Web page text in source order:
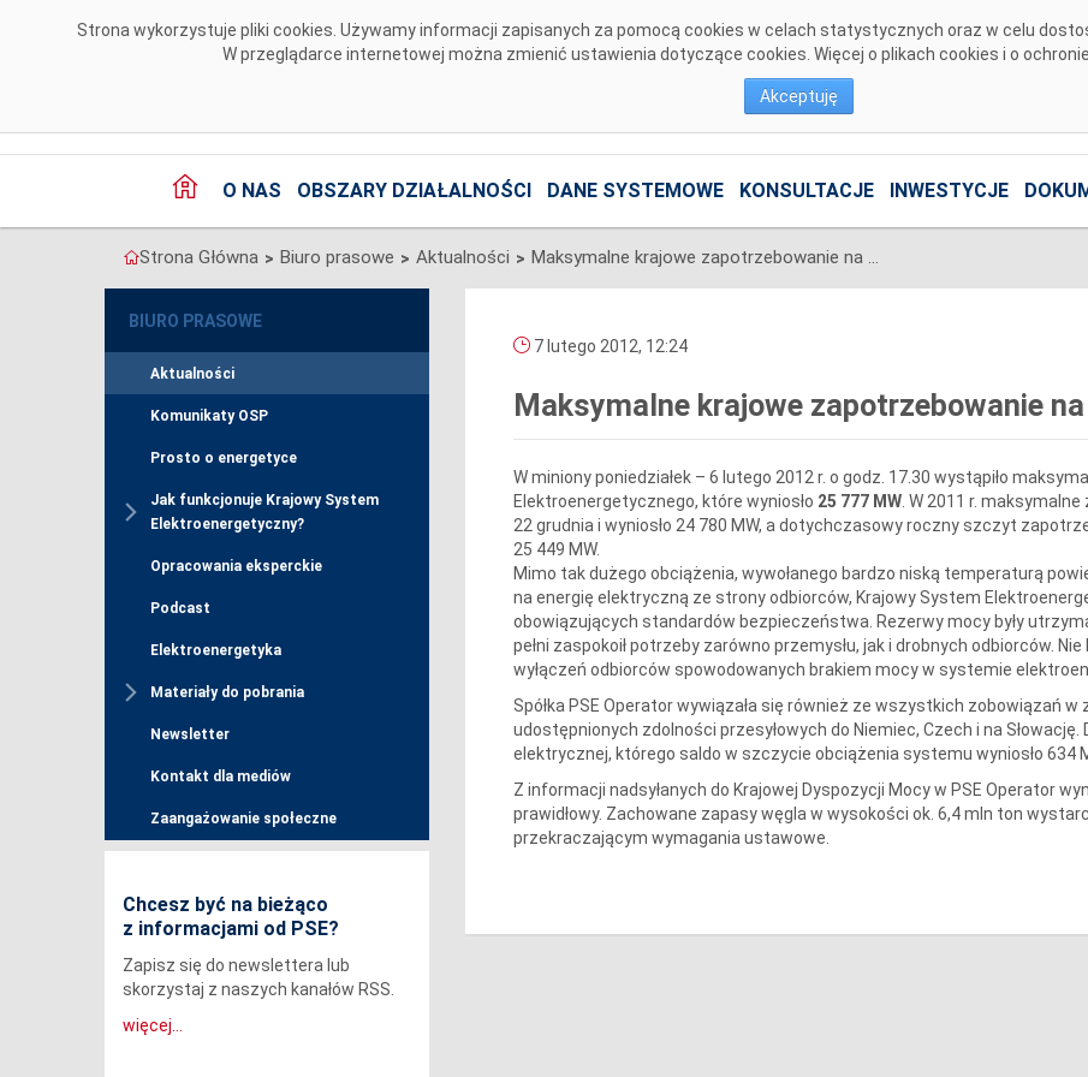
Strona wykorzystuje pliki cookies. Używamy informacji zapisanych za pomocą cookies w celach statystycznych oraz w celu
W przeglądarce internetowej można zmienić ustawienia dotyczące cookies. Więcej o plikach cookies i o
Akceptuję
O NAS OBSZARY DZIAŁALNOŚCI DANE SYSTEMOWE KONSULTACJE INWESTYCJE
Strona Główna > Biuro prasowe > Aktualności > Maksymalne krajowe zapotrzebowanie na moc
BIURO PRASOWE
Aktualności
Komunikaty OSP
Prosto o energetyce
Jak funkcjonuje Krajowy System
Elektroenergetyczny?
Opracowania eksperckie
Podcast
Elektroenergetyka
Materiały do pobrania
Newsletter
Kontakt dla mediów
Zaangażowanie społeczne
Chcesz być na bieżąco
z informacjami od PSE?
Zapisz się do newslettera lub
skorzystaj z naszych kanałów RSS.
więcej...
7 lutego 2012, 12:24
Maksymalne krajowe zapotrzebowanie
W miniony poniedziałek – 6 lutego 2012 r. o godz. 17.30 wystąpiło
Elektroenergetycznego, które wyniosło 25 777 MW. W 2011 r.
22 grudnia i wyniosło 24 780 MW, a dotychczasowy roczny szczyt
25 449 MW.
Mimo tak dużego obciążenia, wywołanego bardzo niską temperaturą
na energię elektryczną ze strony odbiorców, Krajowy System
obowiązujących standardów bezpieczeństwa. Rezerwy mocy były
pełni zaspokoił potrzeby zarówno przemysłu, jak i drobnych odbiorców.
wyłączeń odbiorców spowodowanych brakiem mocy w systemie
Spółka PSE Operator wywiązała się również ze wszystkich zobowiązań
udostępnionych zdolności przesyłowych do Niemiec, Czech i na
elektrycznej, którego saldo w szczycie obciążenia systemu wyniosło 634
Z informacji nadsyłanych do Krajowej Dyspozycji Mocy w PSE Operator
prawidłowy. Zachowane zapasy węgla w wysokości ok. 6,4 mln ton
przekraczającym wymagania ustawowe.